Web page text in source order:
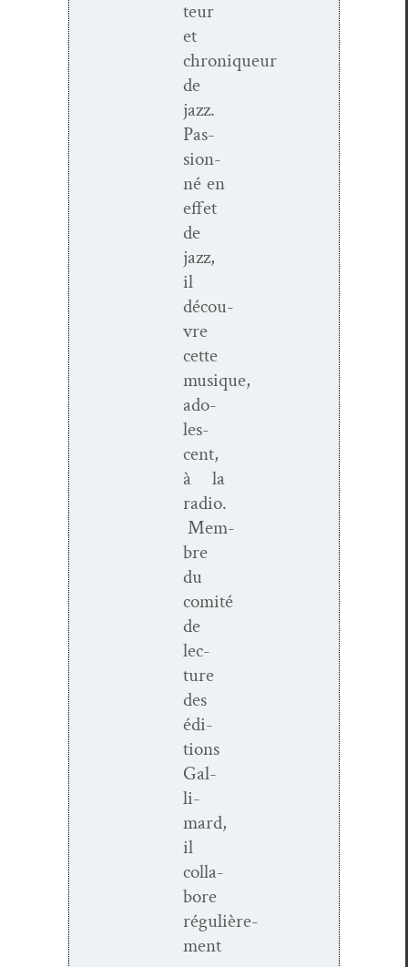
teur
et
chroniqueur
de
jazz.
Pas­
sion­
né en
effet
de
jazz,
il
décou­
vre
cette
musique,
ado­
les­
cent,
à la
radio.
Mem­
bre
du
comité
de
lec­
ture
des
édi­
tions
Gal­
li­
mard,
il
col­la­
bore
régulière­
ment